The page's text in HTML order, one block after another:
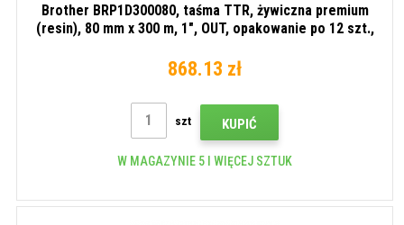
Brother BRP1D300080, taśma TTR, żywiczna premium
(resin), 80 mm x 300 m, 1", OUT, opakowanie po 12 szt.,
868.13 zł
szt KUPIĆ
W MAGAZYNIE 5 I WIĘCEJ SZTUK